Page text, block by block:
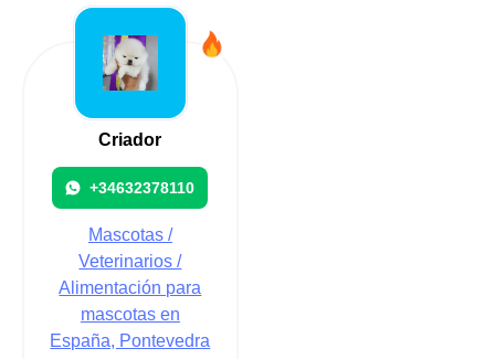
Criador
+34632378110
Mascotas /
Veterinarios /
Alimentación para
mascotas en
España, Pontevedra